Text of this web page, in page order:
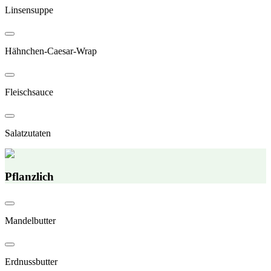
Linsensuppe
Hähnchen-Caesar-Wrap
Fleischsauce
Salatzutaten
Pflanzlich
Mandelbutter
Erdnussbutter